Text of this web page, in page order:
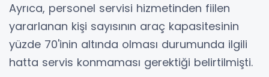
Ayrıca, personel servisi hizmetinden fiilen
yararlanan kişi sayısının araç kapasitesinin
yüzde 70'inin altında olması durumunda ilgili
hatta servis konmaması gerektiği belirtilmişti.